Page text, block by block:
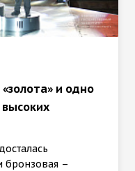
и одно
бронзовая –